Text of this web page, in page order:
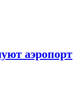
аэропорт